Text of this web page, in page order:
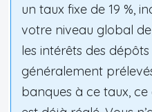
un taux fixe de 19 %,
votre niveau global
les intérêts des
généralement
banques à ce taux, ce